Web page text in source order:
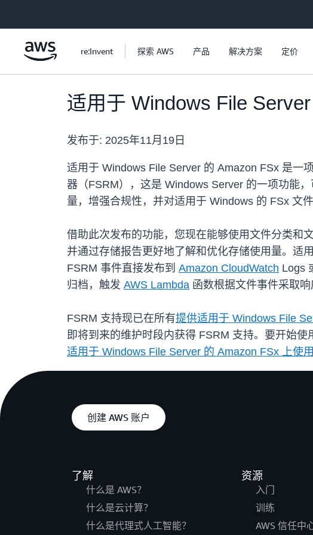
re:Invent 探索 AWS 产品 解决方案 定价
适用于 Windows File
发布于: 2025年11月19日
适用于 Windows File Server 的 Amazon FSx 是一
器（FSRM），这是 Windows Server 的一项功能
量，增强合规性，并对适用于 Windows 的 FSx 文
借助此次发布的功能，您现在能够使用文件分类和
并通过存储报告更好地了解和优化存储使用量。适
FSRM 事件直接发布到 Amazon CloudWatch Logs
归档，触发 AWS Lambda 函数根据文件事件采取
FSRM 支持现已在所有提供适用于 Windows File
即将到来的维护时段内获得 FSRM 支持。要开始
适用于 Windows File Server 的 Amazon FSx 上使
创建 AWS 账户
了解
什么是 AWS？
什么是云计算？
什么是代理式人工智能？
资源
入门
训练
AWS 信任中